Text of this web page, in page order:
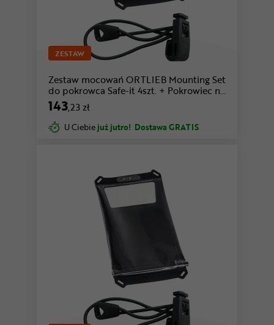
ZESTAW
Zestaw mocowań ORTLIEB Mounting Set
do pokrowca Safe-it 4szt. + Pokrowiec na
telefon ORTLIEB Safe-it
143,23 zł
U Ciebie już jutro! Dostawa GRATIS